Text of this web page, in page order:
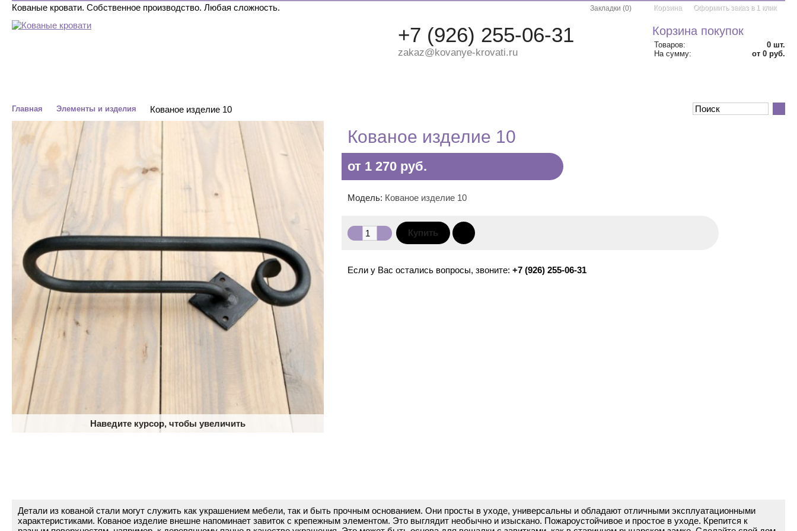
Корзина Оформить заказ в 1 клик
Закладки (0)
Кованые кровати. Собственное производство. Любая сложность.
+7 (926) 255-06-31
zakaz@kovanye-krovati.ru
Корзина покупок
Товаров: 0шт.
На сумму:
от 0 руб.
Главная Элементы и изделия Кованое изделие 10
Наведите курсор, чтобы увеличить
Кованое изделие 10
от 1 270 руб.
Модель: Кованое изделие 10
Если у Вас остались вопросы, звоните: +7 (926) 255-06-31
Детали из кованой стали могут служить как украшением мебели, так и быть прочным основанием. Они просты в уходе, универсальны и обладают отличными эксплуатационными
характеристиками. Кованое изделие внешне напоминает завиток с крепежным элементом. Это выглядит необычно и изыскано. Пожароустойчивое и простое в уходе. Крепится к